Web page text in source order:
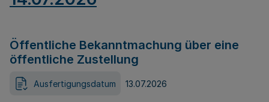
Öffentliche Bekanntmachung über eine
öffentliche Zustellung
Ausfertigungsdatum 13.07.2026